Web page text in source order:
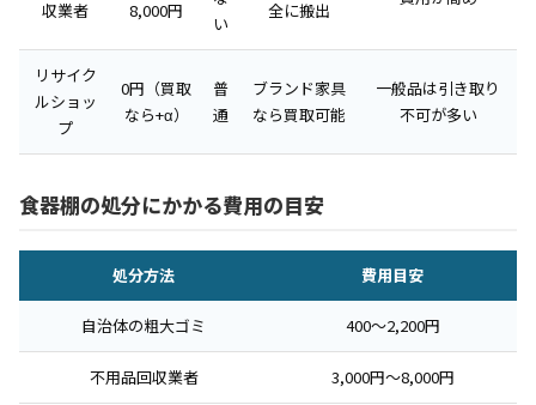
収業者
8,000円
い
全に搬出
リサイク
ルショッ
プ
0円（買取
なら+α）
普
通
ブランド家具
なら買取可能
一般品は引き取り
不可が多い
食器棚の処分にかかる費用の目安
処分方法 費用目安
自治体の粗大ゴミ 400〜2,200円
不用品回収業者 3,000円〜8,000円